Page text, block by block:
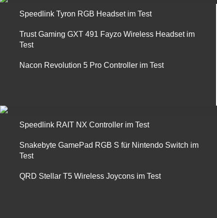
Speedlink Tyron RGB Headset im Test
Trust Gaming GXT 491 Fayzo Wireless Headset im
Test
Nacon Revolution 5 Pro Controller im Test
Speedlink RAIT NX Controller im Test
Snakebyte GamePad RGB S für Nintendo Switch im
Test
QRD Stellar T5 Wireless Joycons im Test